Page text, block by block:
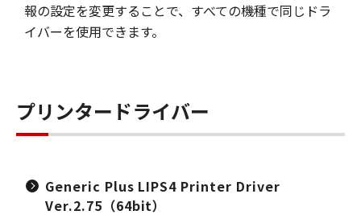
報の設定を変更することで、すべての機種で同じドラ
イバーを使用できます。
プリンタードライバー
Generic Plus LIPS4 Printer Driver
Ver.2.75（64bit）